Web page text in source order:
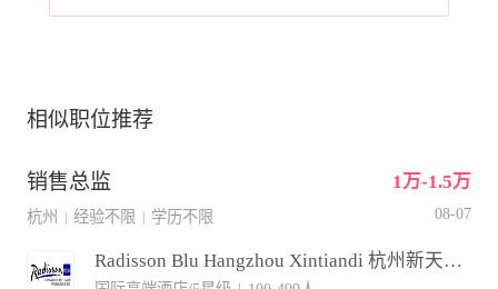
相似职位推荐
销售总监 1万-1.5万
杭州 | 经验不限 | 学历不限 08-07
Radisson Blu Hangzhou Xintiandi 杭州新天地丽笙酒店